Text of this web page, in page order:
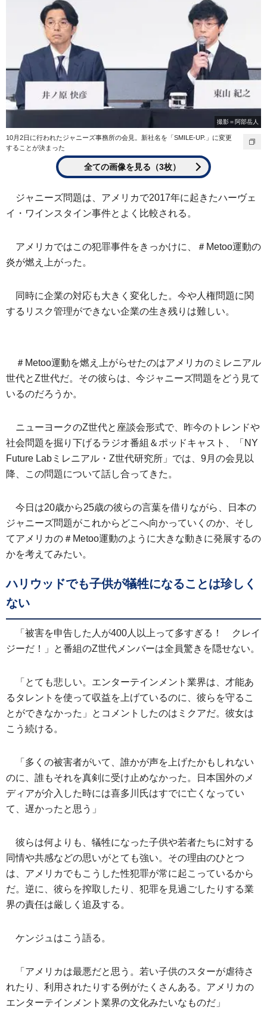
撮影＝阿部岳人
10月2日に行われたジャニーズ事務所の会見。新社名を「SMILE-UP.」に変更
することが決まった
全ての画像を見る（3枚）
ジャニーズ問題は、アメリカで2017年に起きたハーヴェ
イ・ワインスタイン事件とよく比較される。
アメリカではこの犯罪事件をきっかけに、＃Metoo運動の
炎が燃え上がった。
同時に企業の対応も大きく変化した。今や人権問題に関
するリスク管理ができない企業の生き残りは難しい。
＃Metoo運動を燃え上がらせたのはアメリカのミレニアル
世代とZ世代だ。その彼らは、今ジャニーズ問題をどう見て
いるのだろうか。
ニューヨークのZ世代と座談会形式で、昨今のトレンドや
社会問題を掘り下げるラジオ番組＆ポッドキャスト、「NY
Future Labミレニアル・Z世代研究所」では、9月の会見以
降、この問題について話し合ってきた。
今日は20歳から25歳の彼らの言葉を借りながら、日本の
ジャニーズ問題がこれからどこへ向かっていくのか、そし
てアメリカの＃Metoo運動のように大きな動きに発展するの
かを考えてみたい。
ハリウッドでも子供が犠牲になることは珍しく
ない
「被害を申告した人が400人以上って多すぎる！ クレイ
ジーだ！」と番組のZ世代メンバーは全員驚きを隠せない。
「とても悲しい。エンターテインメント業界は、才能あ
るタレントを使って収益を上げているのに、彼らを守るこ
とができなかった」とコメントしたのはミクアだ。彼女は
こう続ける。
「多くの被害者がいて、誰かが声を上げたかもしれない
のに、誰もそれを真剣に受け止めなかった。日本国外のメ
ディアが介入した時には喜多川氏はすでに亡くなってい
て、遅かったと思う」
彼らは何よりも、犠牲になった子供や若者たちに対する
同情や共感などの思いがとても強い。その理由のひとつ
は、アメリカでもこうした性犯罪が常に起こっているから
だ。逆に、彼らを搾取したり、犯罪を見過ごしたりする業
界の責任は厳しく追及する。
ケンジュはこう語る。
「アメリカは最悪だと思う。若い子供のスターが虐待さ
れたり、利用されたりする例がたくさんある。アメリカの
エンターテインメント業界の文化みたいなものだ」